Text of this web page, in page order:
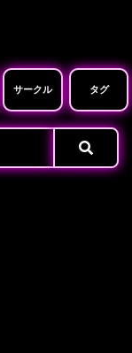
サークル タグ